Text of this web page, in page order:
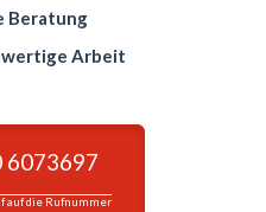
Beratung
Arbeit
6073697
auf die Rufnummer